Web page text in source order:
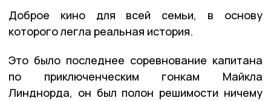
Доброе кино для всей семьи, в основу
которого легла реальная история.
Это было последнее соревнование капитана
по приключенческим гонкам Майкла
Линднорда, он был полон решимости ничему